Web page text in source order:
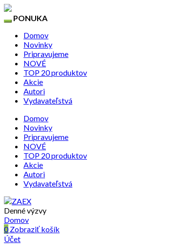
PONUKA
Domov
Novinky
Pripravujeme
NOVÉ
TOP 20 produktov
Akcie
Autori
Vydavateľstvá
Domov
Novinky
Pripravujeme
NOVÉ
TOP 20 produktov
Akcie
Autori
Vydavateľstvá
Denné výzvy
Domov
0Zobraziť košík
Účet